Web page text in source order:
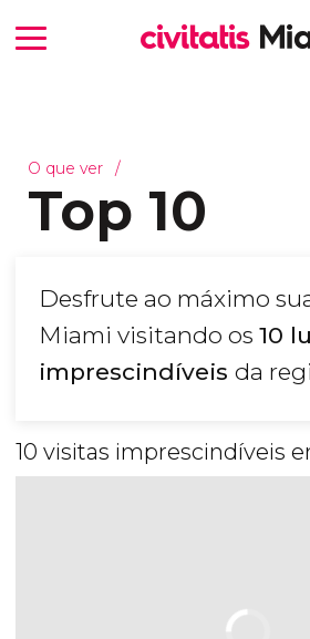
O que ver
Top 10
Desfrute ao máximo
Miami visitando os 10
imprescindíveis da
10 visitas imprescindíveis